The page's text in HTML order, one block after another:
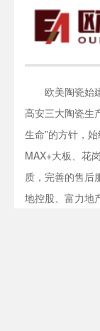
欧美陶瓷始
高安三大陶瓷生
生命”的方针，
MAX+大板、花
质，完善的售后
地控股、富力地